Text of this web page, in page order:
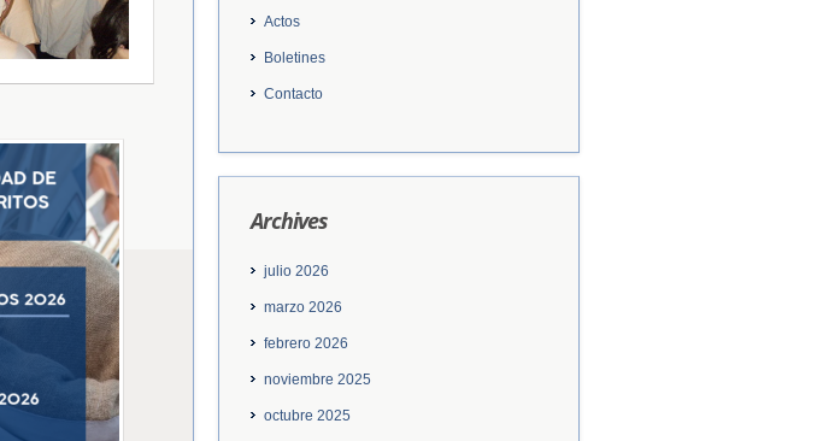
Actos
Boletines
Contacto
Archives
julio 2026
marzo 2026
febrero 2026
noviembre 2025
octubre 2025